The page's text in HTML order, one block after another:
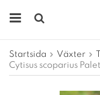
Startsida Växter
Cytisus scoparius